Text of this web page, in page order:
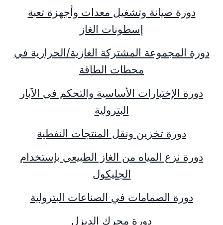
دورة صيانة وتشغيل معدات وأجهزة تعبة
إسطونات الغاز
دورة المجموعة المشتركة الغازية/الحرارية في
محطات الطاقة
دورة الإختبارات الأساسية والتحكم في الآبار
البترولية
دورة تخزين ونقل المنتجات النفطية
دورة نزع المياه من الغاز الطبيعي بإستخدام
الجليكول
دورة الصمامات في الصناعات البترولية
دورة محرك الديزل